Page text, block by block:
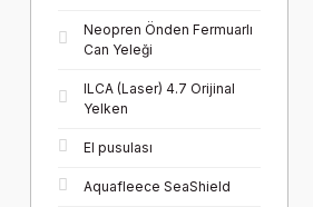
Neopren Önden Fermuarlı
Can Yeleği
ILCA (Laser) 4.7 Orijinal
Yelken
El pusulası
Aquafleece SeaShield